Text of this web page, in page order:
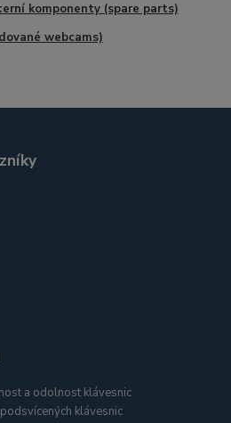
komponenty (spare parts)
webcams)
a odolnost klávesnic
klávesnic